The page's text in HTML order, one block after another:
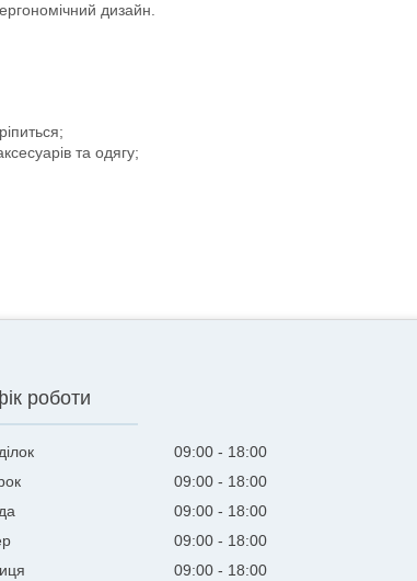
дизайн.
та одягу;
роботи
09:00
18:00
09:00
18:00
09:00
18:00
09:00
18:00
09:00
18:00